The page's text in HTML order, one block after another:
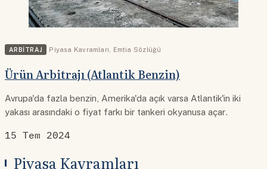
ARBITRAJ Piyasa Kavramları Emtia Sözlüğü
Ürün Arbitrajı (Atlantik Benzin)
Avrupa'da fazla benzin, Amerika'da açık varsa Atlantik'in iki
yakası arasındaki o fiyat farkı bir tankeri okyanusa açar.
15 Tem 2024
Piyasa Kavramları